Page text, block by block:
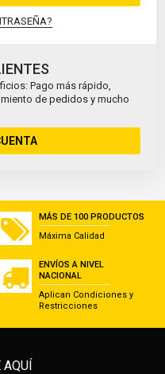
Pago más rápido,
de pedidos y mucho
MÁS DE 100 PRODUCTOS
Máxima Calidad
ENVÍOS A NIVEL
NACIONAL
Aplican Condiciones y
Restricciones
AQUÍ